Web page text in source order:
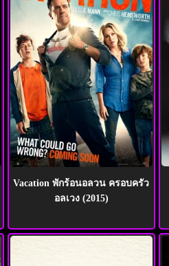
Vacation พักร้อนอลวน ครอบครัว
อลเวง (2015)